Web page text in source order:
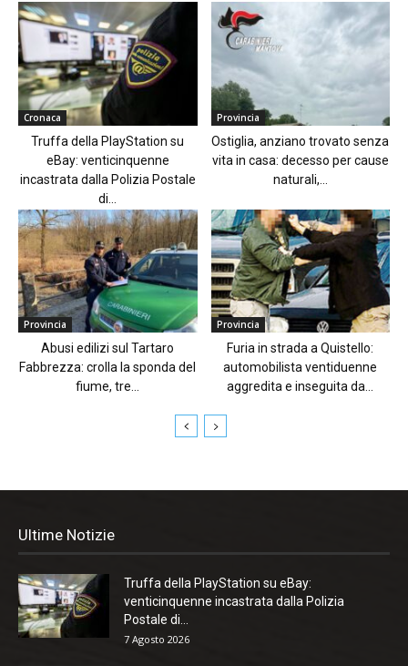
Cronaca
Truffa della PlayStation su
eBay: venticinquenne
incastrata dalla Polizia Postale
di...
Provincia
Ostiglia, anziano trovato senza
vita in casa: decesso per cause
naturali,...
Provincia
Abusi edilizi sul Tartaro
Fabbrezza: crolla la sponda del
fiume, tre...
Provincia
Furia in strada a Quistello:
automobilista ventiduenne
aggredita e inseguita da...
Ultime Notizie
Truffa della PlayStation su eBay:
venticinquenne incastrata dalla Polizia
Postale di...
7 Agosto 2026